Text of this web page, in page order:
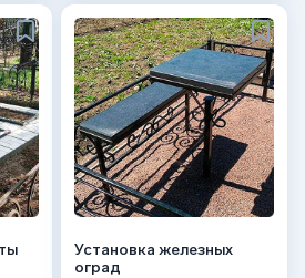
Установка железных
оград